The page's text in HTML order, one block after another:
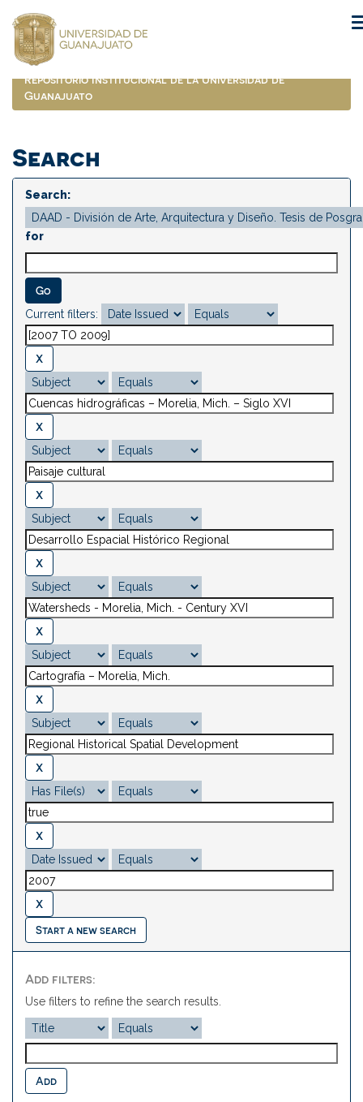
navigation
Repositorio Institucional de la Universidad de
Guanajuato
Search
Search:
for
Current filters:
Start a new search
Add filters:
Use filters to refine the search results.